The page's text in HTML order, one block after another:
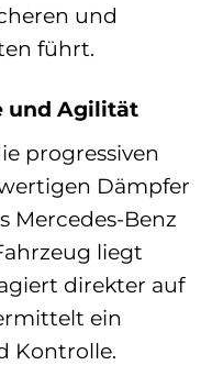
und
führt.
und Agilität
progressiven
Dämpfer
Mercedes-Benz
liegt
direkter auf
ein
Kontrolle.